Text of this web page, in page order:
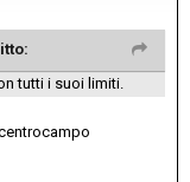
tutti i suoi limiti.